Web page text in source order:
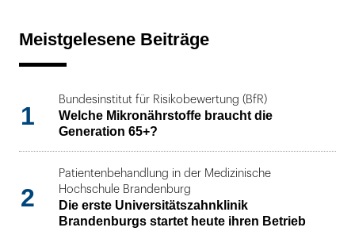
Meistgelesene Beiträge
1
Bundesinstitut für Risikobewertung (BfR)
Welche Mikronährstoffe braucht die
Generation 65+?
2
Patientenbehandlung in der Medizinische
Hochschule Brandenburg
Die erste Universitätszahnklinik
Brandenburgs startet heute ihren Betrieb